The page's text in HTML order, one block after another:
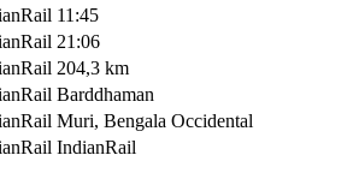
11:45
21:06
204,3 km
Barddhaman
Muri, Bengala Occidental
IndianRail
©CARTO